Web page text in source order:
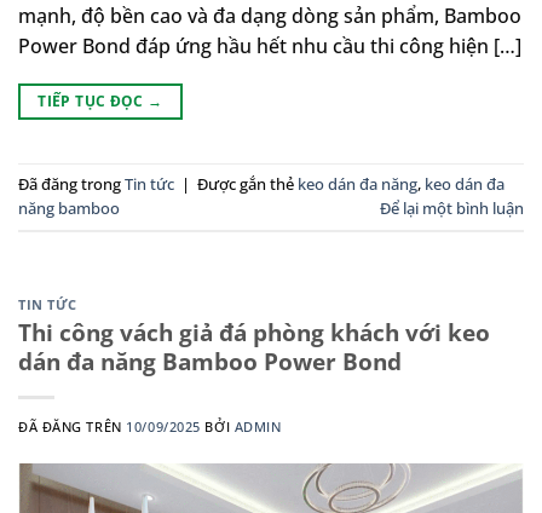
mạnh, độ bền cao và đa dạng dòng sản phẩm, Bamboo
Power Bond đáp ứng hầu hết nhu cầu thi công hiện […]
TIẾP TỤC ĐỌC →
Đã đăng trongTin tức | Được gắn thẻ keo dán đa năng, keo dán đa
năng bamboo
Để lại một bình luận
TIN TỨC
Thi công vách giả đá phòng khách với keo
dán đa năng Bamboo Power Bond
ĐÃ ĐĂNG TRÊN 10/09/2025 BỞI ADMIN